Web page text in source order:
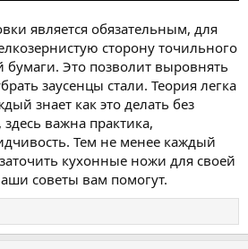
является обязательным, для
сторону точильного
Это позволит выровнять
заусенцы стали. Теория легка
знает как это делать без
важна практика,
Тем не менее каждый
кухонные ножи для своей
советы вам помогут.